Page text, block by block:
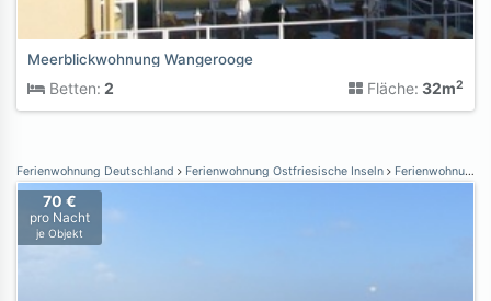
Meerblickwohnung Wangerooge
Betten: 2 Fläche: 32m2
Ferienwohnung Deutschland Ferienwohnung Ostfriesische Inseln Ferienwohnung Borkum
70 €
pro Nacht
je Objekt